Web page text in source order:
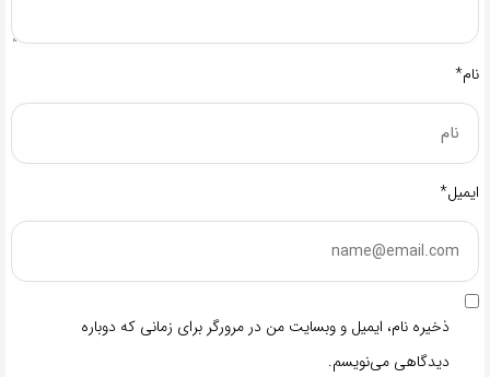
نام*
ایمیل*
ذخیره نام، ایمیل و وبسایت من در مرورگر برای زمانی که دوباره
دیدگاهی می‌نویسم.